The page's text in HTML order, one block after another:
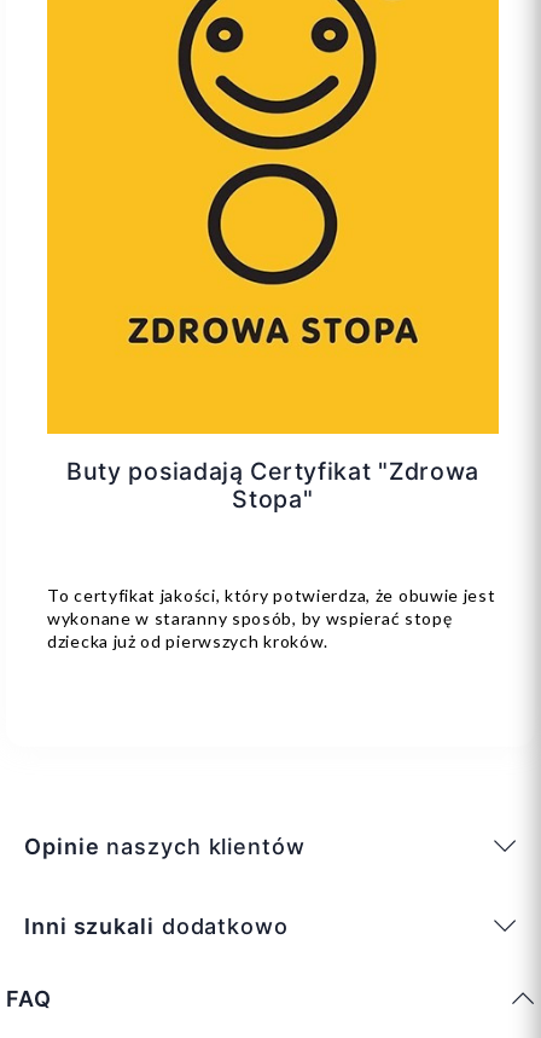
Buty posiadają Certyfikat "Zdrowa
Stopa"
To certyfikat jakości, który potwierdza, że obuwie jest
wykonane w staranny sposób, by wspierać stopę
dziecka już od pierwszych kroków.
Opinie naszych klientów
Inni szukali dodatkowo
FAQ